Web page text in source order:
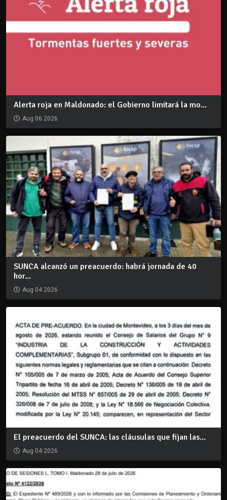
Alerta roja en Maldonado: el Gobierno limitará la mo...
Aug 06 2026
SUNCA alcanzó un preacuerdo: habrá jornada de 40
hor...
Aug 04 2026
El preacuerdo del SUNCA: las cláusulas que fijan las...
Aug 04 2026